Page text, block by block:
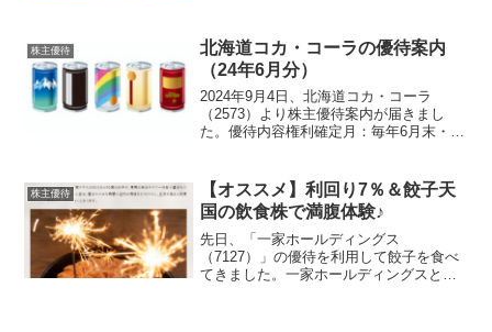
引いたので夕食も兼ねて訪問。外観入口
からとてもオシャ...
株主優待
北海道コカ・コーラの優待案内
（24年6月分）
2024年9月4日、北海道コカ・コーラ
（2573）より株主優待案内が届きまし
た。優待内容権利確定月：毎年6月末・12
品詰め合わせ（2,800円相当)1000株以...
株主優待
【オススメ】利回り7％＆餃子天
国の飲食株で満腹体験♪
先日、「一家ホールディングス
（7127）」の優待を利用して餃子を食べ
てきました。一家ホールディングスとは